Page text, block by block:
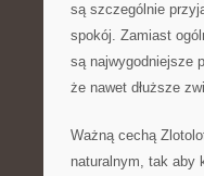
są szczególnie
spokój. Zamiast
są najwygodniejsze
że nawet dłuższe
Ważną cechą
naturalnym, tak aby